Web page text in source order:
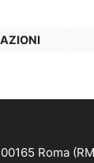
Roma